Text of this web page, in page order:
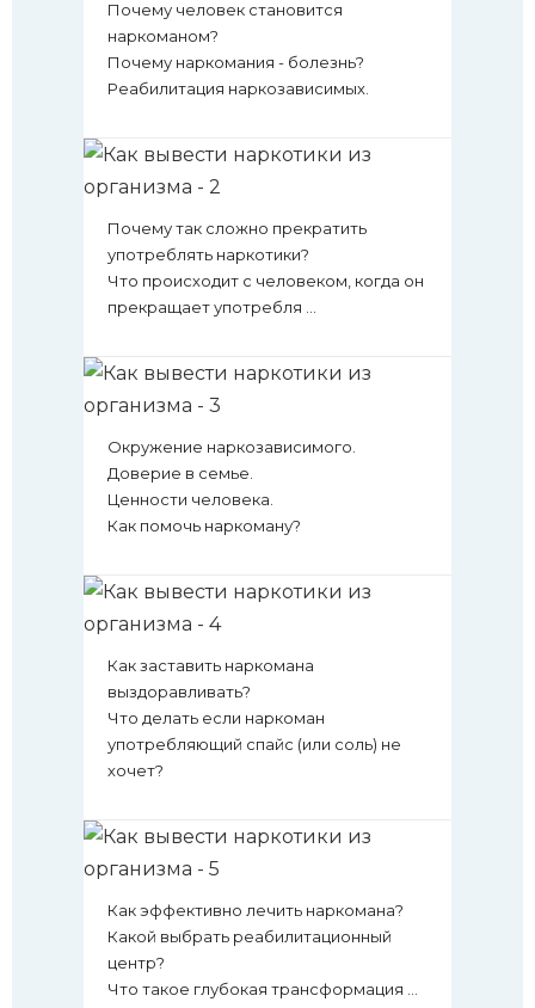
Почему человек становится
наркоманом?
Почему наркомания - болезнь?
Реабилитация наркозависимых.
Почему так сложно прекратить
употреблять наркотики?
Что происходит с человеком, когда он
прекращает употребля ...
Окружение наркозависимого.
Доверие в семье.
Ценности человека.
Как помочь наркоману?
Как заставить наркомана
выздоравливать?
Что делать если наркоман
употребляющий спайс (или соль) не
хочет?
Как эффективно лечить наркомана?
Какой выбрать реабилитационный
центр?
Что такое глубокая трансформация ...